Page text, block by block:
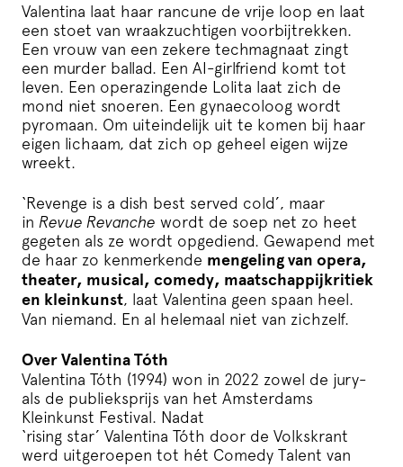
Valentina laat haar rancune de vrije loop en laat
een stoet van wraakzuchtigen voorbijtrekken.
Een vrouw van een zekere techmagnaat zingt
een murder ballad. Een AI-girlfriend komt tot
leven. Een operazingende Lolita laat zich de
mond niet snoeren. Een gynaecoloog wordt
pyromaan. Om uiteindelijk uit te komen bij haar
eigen lichaam, dat zich op geheel eigen wijze
wreekt.
‘Revenge is a dish best served cold’, maar
in Revue Revanche wordt de soep net zo heet
gegeten als ze wordt opgediend. Gewapend met
de haar zo kenmerkende mengeling van opera,
theater, musical, comedy, maatschappijkritiek
en kleinkunst, laat Valentina geen spaan heel.
Van niemand. En al helemaal niet van zichzelf.
Over Valentina Tóth
Valentina Tóth (1994) won in 2022 zowel de jury-
als de publieksprijs van het Amsterdams
Kleinkunst Festival. Nadat
‘rising star’ Valentina Tóth door de Volkskrant
werd uitgeroepen tot hét Comedy Talent van